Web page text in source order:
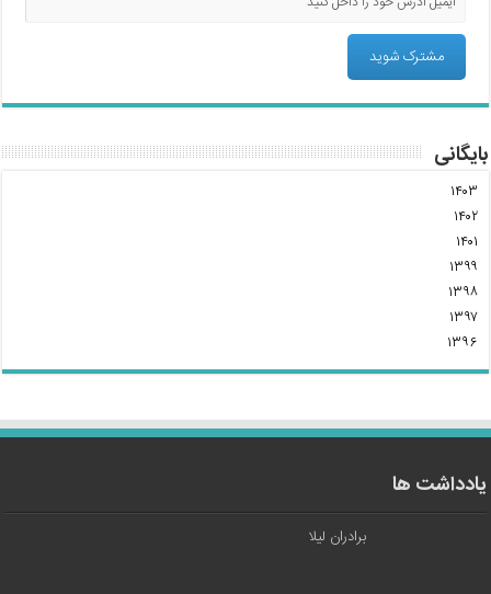
بایگانی
۱۴۰۳
۱۴۰۲
۱۴۰۱
۱۳۹۹
۱۳۹۸
۱۳۹۷
۱۳۹۶
یادداشت ها
برادران لیلا